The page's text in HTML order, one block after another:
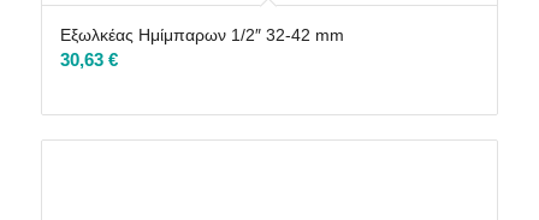
Εξωλκέας Ημίμπαρων 1/2″ 32-42 mm
30,63 €